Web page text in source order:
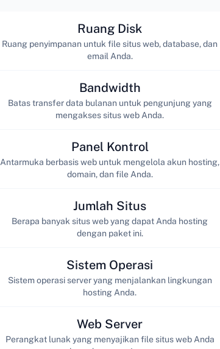
Ruang Disk
Ruang penyimpanan untuk file situs web, database, dan
email Anda.
Bandwidth
Batas transfer data bulanan untuk pengunjung yang
mengakses situs web Anda.
Panel Kontrol
Antarmuka berbasis web untuk mengelola akun hosting,
domain, dan file Anda.
Jumlah Situs
Berapa banyak situs web yang dapat Anda hosting
dengan paket ini.
Sistem Operasi
Sistem operasi server yang menjalankan lingkungan
hosting Anda.
Web Server
Perangkat lunak yang menyajikan file situs web Anda